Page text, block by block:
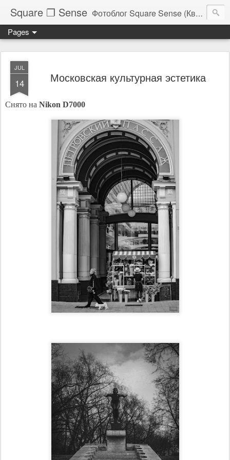
Square ❐ Sense Фотоблог Square Sense (Квадратное Чувство)
Pages
JUL
14 Московская культурная эстетика
Снято на Nikon D7000